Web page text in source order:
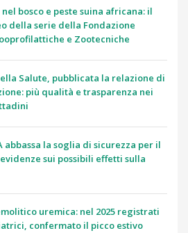
bosco e peste suina africana: il
della serie della Fondazione
e Zootecniche
Salute, pubblicata la relazione di
più qualità e trasparenza nei
abbassa la soglia di sicurezza per il
evidenze sui possibili effetti sulla
uremica: nel 2025 registrati
confermato il picco estivo